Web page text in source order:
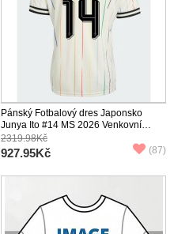
Pánský Fotbalový dres Japonsko
Junya Ito #14 MS 2026 Venkovní
Krátký Rukáv
2319.98Kč
927.95Kč (87)